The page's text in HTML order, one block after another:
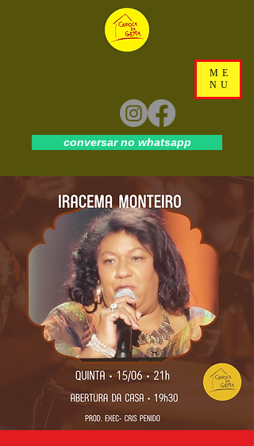
ME
NU
conversar no whatsapp